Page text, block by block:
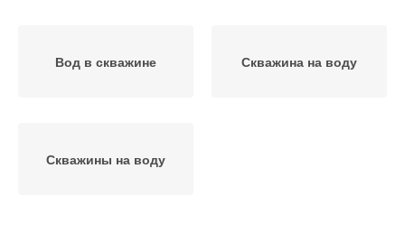
Вод в скважине Скважина на воду
Скважины на воду